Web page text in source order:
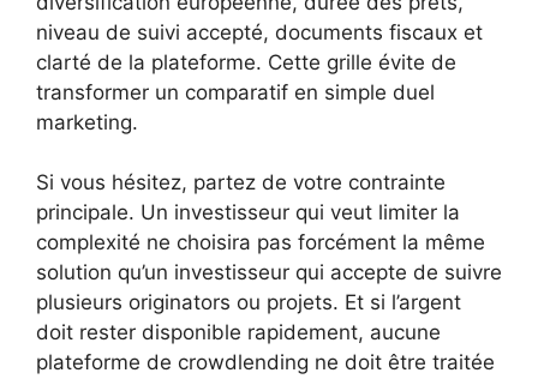
niveau de suivi accepté, documents fiscaux et
clarté de la plateforme. Cette grille évite de
transformer un comparatif en simple duel
marketing.
Si vous hésitez, partez de votre contrainte
principale. Un investisseur qui veut limiter la
complexité ne choisira pas forcément la même
solution qu’un investisseur qui accepte de suivre
plusieurs originators ou projets. Et si l’argent
doit rester disponible rapidement, aucune
plateforme de crowdlending ne doit être traitée